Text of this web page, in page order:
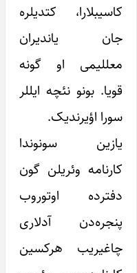
کاسیبلارا، کتدیلره
جان یاندیران
معللیمی او گونه
قویا. بونو نئچه ایللر
سورا اؤیرندیک.
یازین سونوندا
کارنامه وئریلن گون
دفترده اوتوروب
پنجره‌دن آدلاری
چاغیریب هرکسین